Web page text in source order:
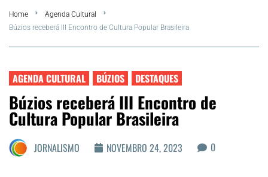
Summer
Região dos Lagos
Agenda Cultural
Colunistas
Home
Agenda Cultural
Búzios receberá III Encontro de Cultura Popular Brasileira
AGENDA CULTURAL BÚZIOS DESTAQUES
Búzios receberá III Encontro de
Cultura Popular Brasileira
JORNALISMO NOVEMBRO 24, 2023 0